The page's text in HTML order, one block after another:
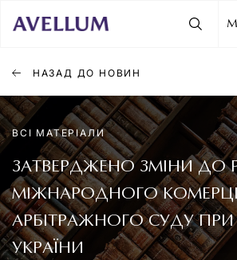
НАЗАД ДО НОВИН
ВСІ МАТЕРІАЛИ
ЗАТВЕРДЖЕНО ЗМІНИ ДО
МІЖНАРОДНОГО
АРБІТРАЖНОГО СУДУ
УКРАЇНИ